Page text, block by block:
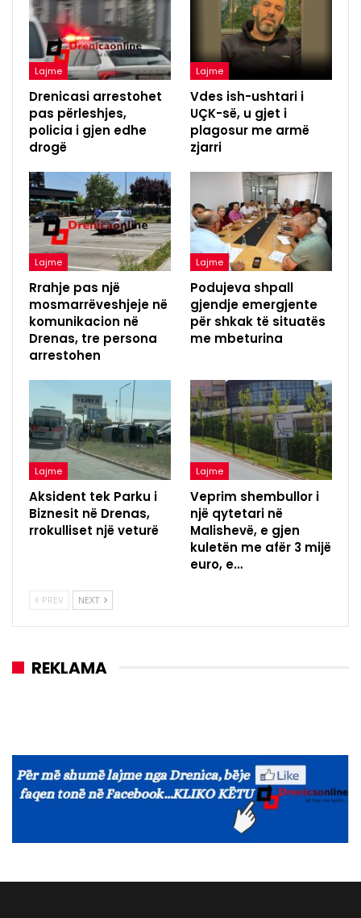
Lajme
Drenicasi arrestohet
pas përleshjes,
policia i gjen edhe
drogë
Lajme
Vdes ish-ushtari i
UÇK-së, u gjet i
plagosur me armë
zjarri
Lajme
Rrahje pas një
mosmarrëveshjeje në
komunikacion në
Drenas, tre persona
arrestohen
Lajme
Podujeva shpall
gjendje emergjente
për shkak të situatës
me mbeturina
Lajme
Aksident tek Parku i
Biznesit në Drenas,
rrokulliset një veturë
Lajme
Veprim shembullor i
një qytetari në
Malishevë, e gjen
kuletën me afër 3 mijë
euro, e…
PREV NEXT
REKLAMA